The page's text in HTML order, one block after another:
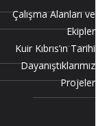
Çalışma Alanları ve
Ekipler
Kuir Kıbrıs’ın Tarihi
Dayanıştıklarımız
Projeler